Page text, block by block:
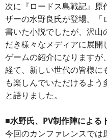
次に『ロードス島戦記』原
ザーの水野良氏が登場。「
書いた小説でしたが、沢山
だき様々なメディアに展
ゲームの紹介になりますが
経て、新しい世代の皆様に
も楽しんでいただけるよう
と語りました。
■水野氏、PV制作陣による
今回のカンファレンスでは